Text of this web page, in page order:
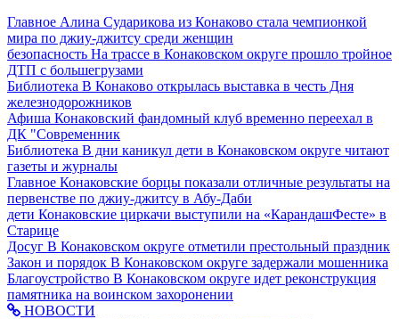
Главное Алина Сударикова из Конаково стала чемпионкой
мира по джиу-джитсу среди женщин
безопасность На трассе в Конаковском округе прошло тройное
ДТП с большегрузами
Библиотека В Конаково открылась выставка в честь Дня
железнодорожников
Афиша Конаковский фандомный клуб временно переехал в
ДК "Современник
Библиотека В дни каникул дети в Конаковском округе читают
газеты и журналы
Главное Конаковские борцы показали отличные результаты на
первенстве по джиу-джитсу в Абу-Даби
дети Конаковские циркачи выступили на «КарандашФесте» в
Старице
Досуг В Конаковском округе отметили престольный праздник
Закон и порядок В Конаковском округе задержали мошенника
Благоустройство В Конаковском округе идет реконструкция
памятника на воинском захоронении
НОВОСТИ